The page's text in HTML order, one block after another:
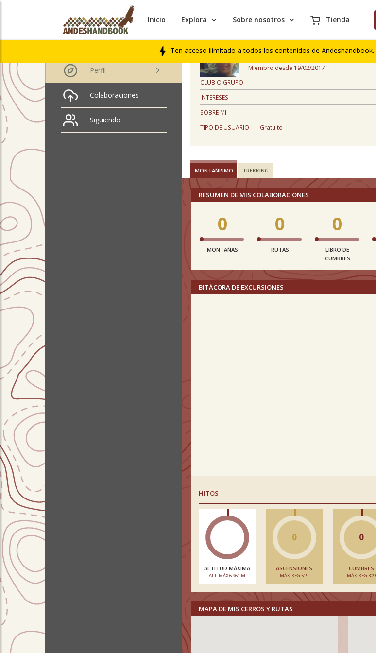
Inicio Explora Sobre nosotros Tienda
Ten acceso ilimitado a todos los contenidos de Andeshandbook.
Jose Fabian Gomez
Hurtado
Perfil
Colaboraciones
Siguiendo
PERFIL
Miembro desde 19/02/2017
CLUB O GRUPO
INTERESES
SOBRE MI
TIPO DE USUARIO
Gratuito
MONTAÑISMO TREKKING
RESUMEN DE MIS COLABORACIONES
0
MONTAÑAS
0
RUTAS
0
LIBRO DE
CUMBRES
BITÁCORA DE EXCURSIONES
HITOS
ALTITUD MÁXIMA
ALT. MÁX 6.961 M
0
ASCENSIONES
MÁX. REG 519
0
CUMBRES
MÁX. REG 309
MAPA DE MIS CERROS Y RUTAS